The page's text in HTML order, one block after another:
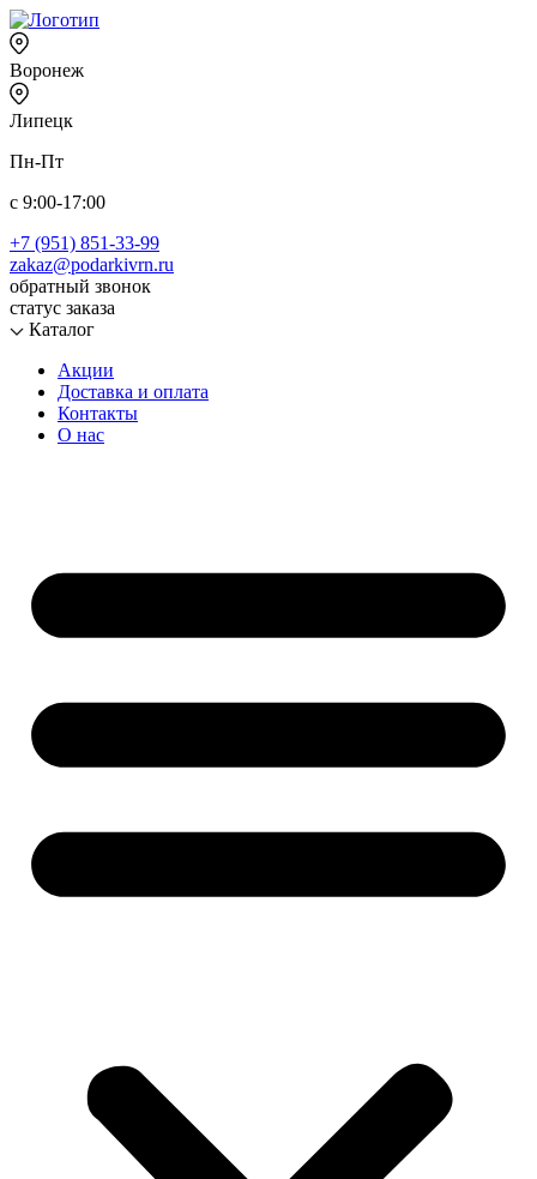
Воронеж
Липецк
Пн-Пт
с 9:00-17:00
+7 (951) 851-33-99
zakaz@podarkivrn.ru
обратный звонок
статус заказа
Каталог
Акции
Доставка и оплата
Контакты
О нас